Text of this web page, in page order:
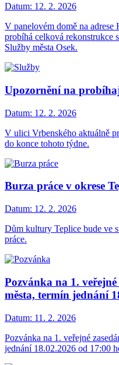
Datum: 12. 2. 2026
V panelovém domě na
probíhá celková rekonstrukce
Služby města Osek.
Upozornění na
Datum: 12. 2. 2026
V ulici Vrbenského aktuálně
do konce tohoto týdne.
Burza práce v okrese
Datum: 12. 2. 2026
Dům kultury Teplice bude ve
práce.
Pozvánka na 1.
města, termín jednání
Datum: 11. 2. 2026
Pozvánka na 1. veřejné
jednání 18.02.2026 od 17:00